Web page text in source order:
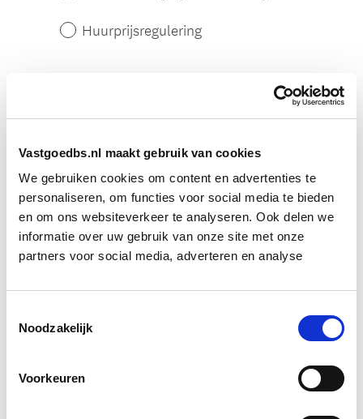
Vastgoedbs.nl maakt gebruik van cookies
We gebruiken cookies om content en advertenties te
personaliseren, om functies voor social media te bieden
en om ons websiteverkeer te analyseren. Ook delen we
informatie over uw gebruik van onze site met onze
partners voor social media, adverteren en analyse
Noodzakelijk
Voorkeuren